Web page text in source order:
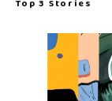
Top 3 Stories